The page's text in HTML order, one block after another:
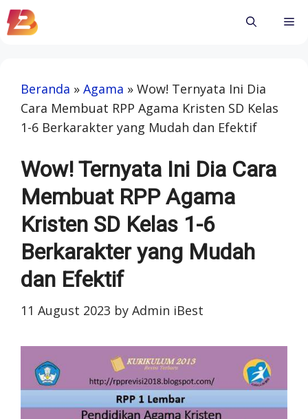
Skip
to
Beranda » Agama » Wow! Ternyata Ini Dia
Cara Membuat RPP Agama Kristen SD Kelas
1-6 Berkarakter yang Mudah dan Efektif
Wow! Ternyata Ini Dia Cara
Membuat RPP Agama
Kristen SD Kelas 1-6
Berkarakter yang Mudah
dan Efektif
11 August 2023 by Admin iBest